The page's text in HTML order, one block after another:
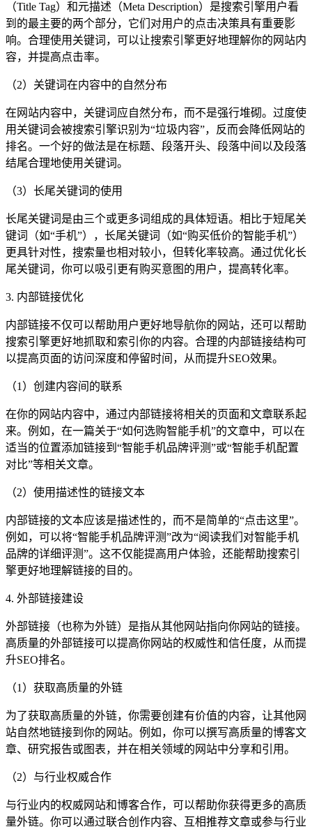
（Title Tag）和元描述（Meta Description）是搜索引擎用户看
到的最主要的两个部分，它们对用户的点击决策具有重要影
响。合理使用关键词，可以让搜索引擎更好地理解你的网站内
容，并提高点击率。
（2）关键词在内容中的自然分布
在网站内容中，关键词应自然分布，而不是强行堆砌。过度使
用关键词会被搜索引擎识别为“垃圾内容”，反而会降低网站的
排名。一个好的做法是在标题、段落开头、段落中间以及段落
结尾合理地使用关键词。
（3）长尾关键词的使用
长尾关键词是由三个或更多词组成的具体短语。相比于短尾关
键词（如“手机”），长尾关键词（如“购买低价的智能手机”）
更具针对性，搜索量也相对较小，但转化率较高。通过优化长
尾关键词，你可以吸引更有购买意图的用户，提高转化率。
3. 内部链接优化
内部链接不仅可以帮助用户更好地导航你的网站，还可以帮助
搜索引擎更好地抓取和索引你的内容。合理的内部链接结构可
以提高页面的访问深度和停留时间，从而提升SEO效果。
（1）创建内容间的联系
在你的网站内容中，通过内部链接将相关的页面和文章联系起
来。例如，在一篇关于“如何选购智能手机”的文章中，可以在
适当的位置添加链接到“智能手机品牌评测”或“智能手机配置
对比”等相关文章。
（2）使用描述性的链接文本
内部链接的文本应该是描述性的，而不是简单的“点击这里”。
例如，可以将“智能手机品牌评测”改为“阅读我们对智能手机
品牌的详细评测”。这不仅能提高用户体验，还能帮助搜索引
擎更好地理解链接的目的。
4. 外部链接建设
外部链接（也称为外链）是指从其他网站指向你网站的链接。
高质量的外部链接可以提高你网站的权威性和信任度，从而提
升SEO排名。
（1）获取高质量的外链
为了获取高质量的外链，你需要创建有价值的内容，让其他网
站自然地链接到你的网站。例如，你可以撰写高质量的博客文
章、研究报告或图表，并在相关领域的网站中分享和引用。
（2）与行业权威合作
与行业内的权威网站和博客合作，可以帮助你获得更多的高质
量外链。你可以通过联合创作内容、互相推荐文章或参与行业